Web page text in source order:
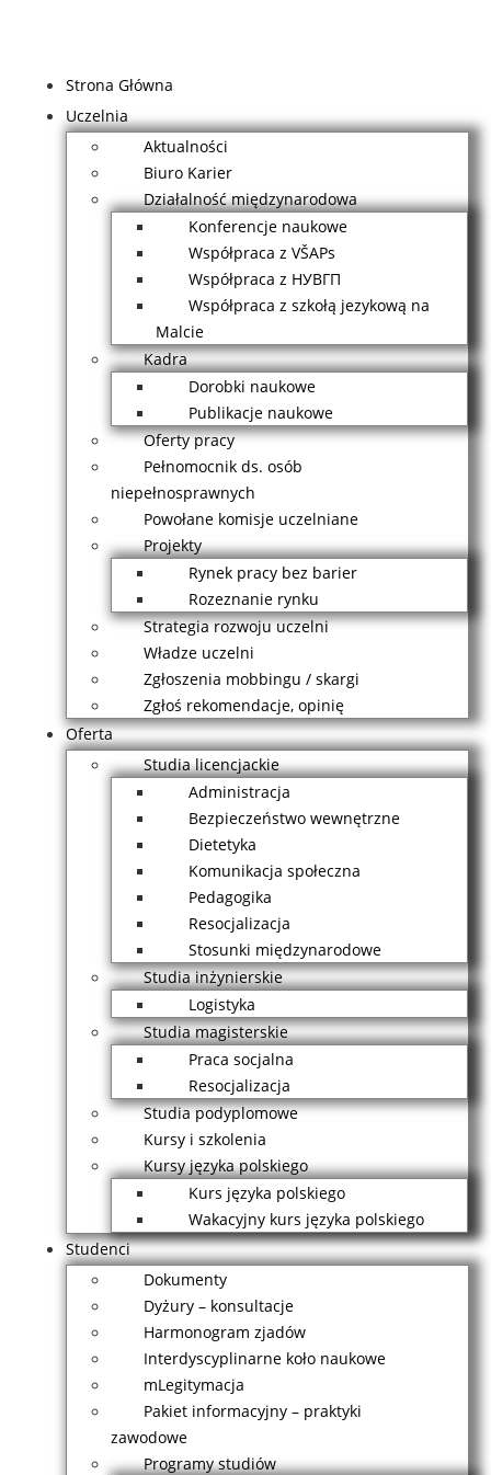
Strona Główna
Uczelnia
Aktualności
Biuro Karier
Działalność międzynarodowa
Konferencje naukowe
Współpraca z VŠAPs
Współpraca z НУВГП
Współpraca z szkołą jezykową na
Malcie
Kadra
Dorobki naukowe
Publikacje naukowe
Oferty pracy
Pełnomocnik ds. osób
niepełnosprawnych
Powołane komisje uczelniane
Projekty
Rynek pracy bez barier
Rozeznanie rynku
Strategia rozwoju uczelni
Władze uczelni
Zgłoszenia mobbingu / skargi
Zgłoś rekomendacje, opinię
Oferta
Studia licencjackie
Administracja
Bezpieczeństwo wewnętrzne
Dietetyka
Komunikacja społeczna
Pedagogika
Resocjalizacja
Stosunki międzynarodowe
Studia inżynierskie
Logistyka
Studia magisterskie
Praca socjalna
Resocjalizacja
Studia podyplomowe
Kursy i szkolenia
Kursy języka polskiego
Kurs języka polskiego
Wakacyjny kurs języka polskiego
Studenci
Dokumenty
Dyżury – konsultacje
Harmonogram zjadów
Interdyscyplinarne koło naukowe
mLegitymacja
Pakiet informacyjny – praktyki
zawodowe
Programy studiów